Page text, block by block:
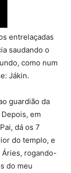
entrelaçadas
saudando o
como num
Jákin.
guardião da
em
dá os 7
do templo, e
rogando-
do meu